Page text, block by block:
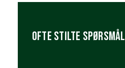
OFTE STILTE SPØRSMÅL